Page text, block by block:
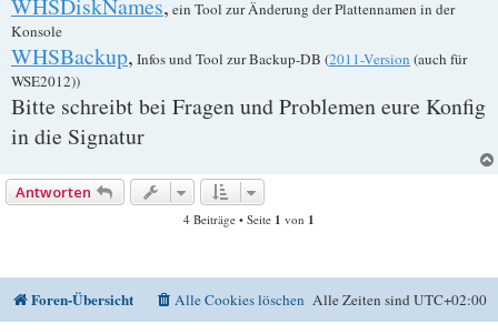
WHSDiskNames, ein Tool zur Änderung der Plattennamen in der
Konsole
WHSBackup, Infos und Tool zur Backup-DB (2011-Version (auch für
WSE2012))
Bitte schreibt bei Fragen und Problemen eure Konfig
in die Signatur
Antworten
4 Beiträge • Seite 1 von 1
Foren-Übersicht Alle Zeiten sindUTC+02:00
Alle Cookies löschen